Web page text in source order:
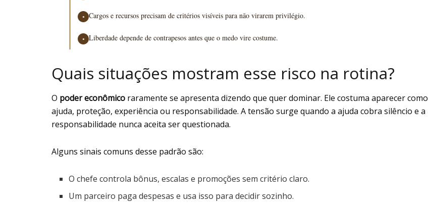
● Cargos e recursos precisam de critérios visíveis para não virarem privilégio.
● Liberdade depende de contrapesos antes que o medo vire costume.
Quais situações mostram esse risco na rotina?
O poder econômico raramente se apresenta dizendo que quer dominar. Ele costuma aparecer como
ajuda, proteção, experiência ou responsabilidade. A tensão surge quando a ajuda cobra silêncio e a
responsabilidade nunca aceita ser questionada.
Alguns sinais comuns desse padrão são:
O chefe controla bônus, escalas e promoções sem critério claro.
Um parceiro paga despesas e usa isso para decidir sozinho.